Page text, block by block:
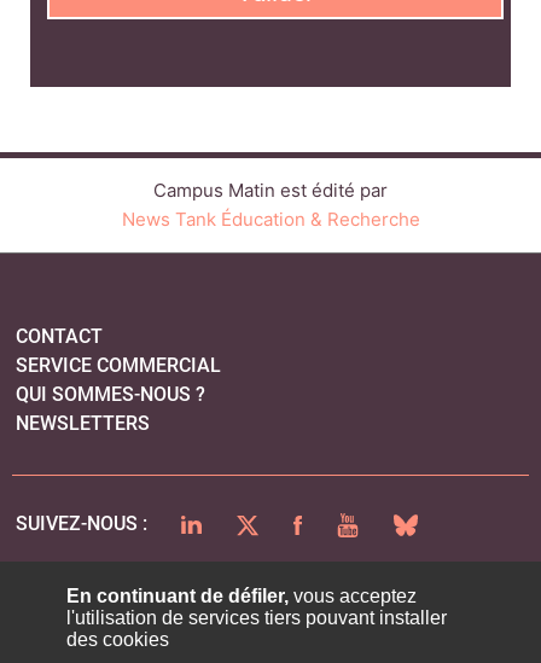
Campus Matin est édité par
News Tank Éducation & Recherche
CONTACT
SERVICE COMMERCIAL
QUI SOMMES-NOUS ?
NEWSLETTERS
SUIVEZ-NOUS : LINKEDINTWITTERFACEBOOKYOUTUBEBLUESKY
PLAN DU SITE
En continuant de défiler,vous acceptez
l'utilisation de services tiers pouvant installer
des cookies